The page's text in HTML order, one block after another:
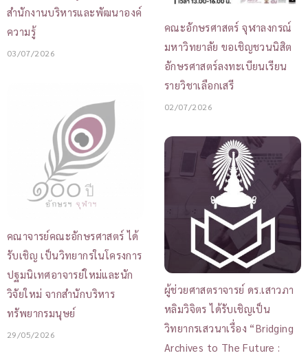
สำนักงานบริหารและพัฒนาองค์
ความรู้
03/07/2026
คณะอักษรศาสตร์ จุฬาลงกรณ์
มหาวิทยาลัย ขอเชิญชวนนิสิต
อักษรศาสตร์ลงทะเบียนเรียน
รายวิชาเลือกเสรี
02/07/2026
คณาจารย์คณะอักษรศาสตร์ ได้
รับเชิญ เป็นวิทยากรในโครงการ
ปฐมนิเทศอาจารย์ใหม่และนัก
วิจัยใหม่ จากสำนักบริหาร
ทรัพยากรมนุษย์
29/05/2026
ผู้ช่วยศาสตราจารย์ ดร.เสาวภา
หลิมวิจิตร ได้รับเชิญเป็น
วิทยากรเสวนาเรื่อง “Bridging
Archives to The Future :